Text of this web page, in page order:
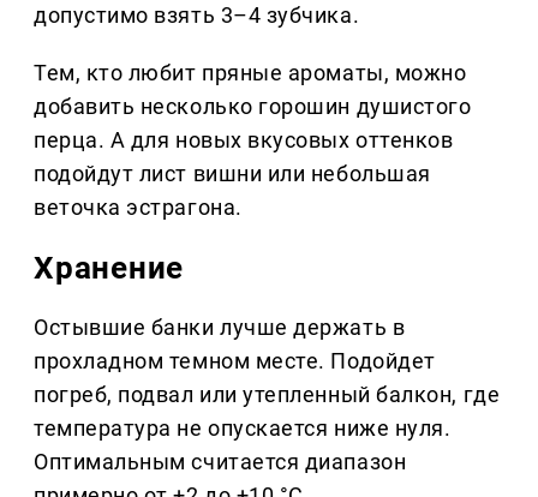
допустимо взять 3–4 зубчика.
Тем, кто любит пряные ароматы, можно
добавить несколько горошин душистого
перца. А для новых вкусовых оттенков
подойдут лист вишни или небольшая
веточка эстрагона.
Хранение
Остывшие банки лучше держать в
прохладном темном месте. Подойдет
погреб, подвал или утепленный балкон, где
температура не опускается ниже нуля.
Оптимальным считается диапазон